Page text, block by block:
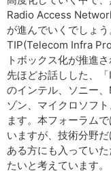
Radio Access
が進んでいくでしょ
TIP(Telecom Infra
トボックス化が推進
先ほどお話しした、
のインテル、ソニー
ゾン、マイクロソフ
ます。本フォーラム
いますが、技術分野
ある方にも入ってい
たいと考えています。